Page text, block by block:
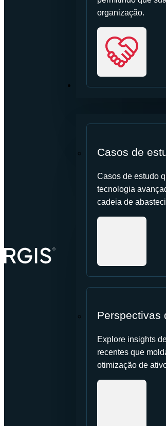
organização.
RECURSOS
Casos de
Casos de estudo
tecnologia
cadeia de
Perspectivas
Explore insights
recentes que
otimização de